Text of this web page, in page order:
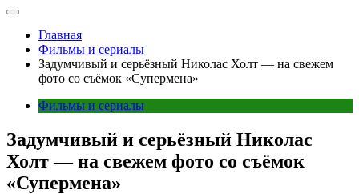
Главная
Фильмы и сериалы
Задумчивый и серьёзный Николас Холт — на свежем
фото со съёмок «Супермена»
Фильмы и сериалы
Задумчивый и серьёзный Николас
Холт — на свежем фото со съёмок
«Супермена»